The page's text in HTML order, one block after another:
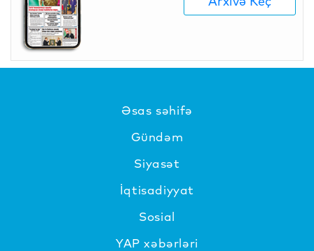
Əsas səhifə
Gündəm
Siyasət
İqtisadiyyat
Sosial
YAP xəbərləri